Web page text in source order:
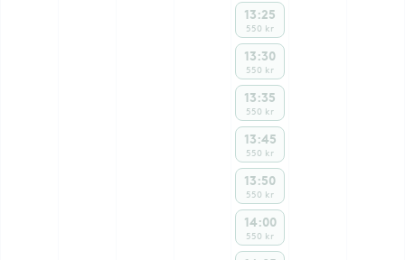
13:25
550 kr
13:30
550 kr
13:35
550 kr
13:45
550 kr
13:50
550 kr
14:00
550 kr